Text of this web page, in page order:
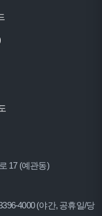
17 (예관동)
4000 (야간, 공휴일/당